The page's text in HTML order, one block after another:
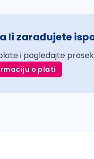
li zarađujete
i pogledajte
o plati